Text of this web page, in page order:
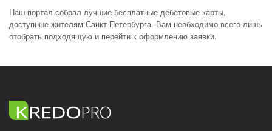
Наш портал собрал лучшие бесплатные дебетовые карты,
доступные жителям Санкт-Петербурга. Вам необходимо всего лишь
отобрать подходящую и перейти к оформлению заявки.